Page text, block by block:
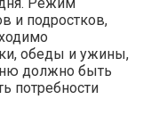
Режим
и подростков,
обеды и ужины,
должно быть
потребности